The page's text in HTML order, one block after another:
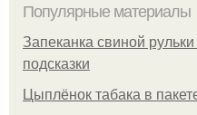
Популярные материалы
Запеканка свиной
подсказки
Цыплёнок табака в